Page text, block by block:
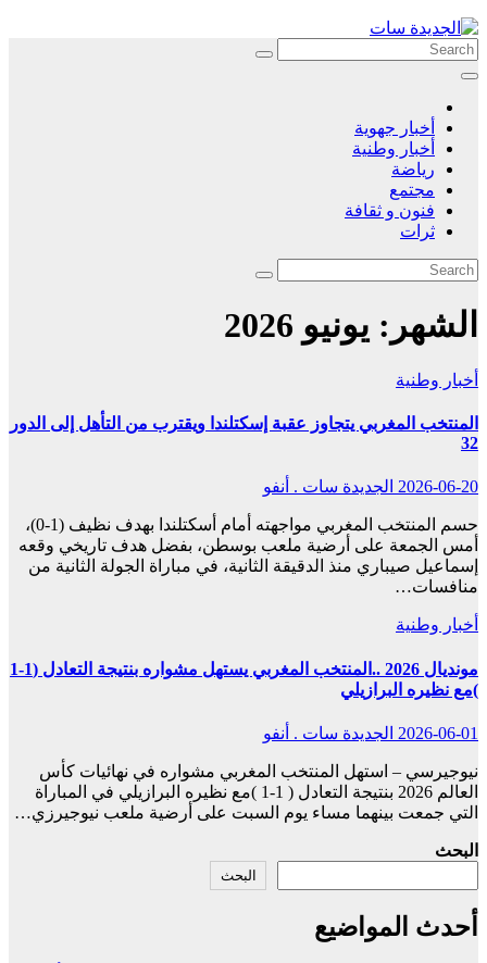
Skip
to
content
أخبار جهوية
أخبار وطنية
رياضة
مجتمع
فنون و ثقافة
ثرات
الشهر: يونيو 2026
أخبار وطنية
المنتخب المغربي يتجاوز عقبة إسكتلندا ويقترب من التأهل إلى الدور
32
2026-06-20 الجديدة سات . أنفو
حسم المنتخب المغربي مواجهته أمام أسكتلندا بهدف نظيف (1-0)،
أمس الجمعة على أرضية ملعب بوسطن، بفضل هدف تاريخي وقعه
إسماعيل صيباري منذ الدقيقة الثانية، في مباراة الجولة الثانية من
منافسات…
أخبار وطنية
مونديال 2026 ..المنتخب المغربي يستهل مشواره بنتيجة التعادل (1-1
)مع نظيره البرازيلي
2026-06-01 الجديدة سات . أنفو
نيوجيرسي – استهل المنتخب المغربي مشواره في نهائيات كأس
العالم 2026 بنتيجة التعادل ( 1-1 )مع نظيره البرازيلي في المباراة
التي جمعت بينهما مساء يوم السبت على أرضية ملعب نيوجيرزي…
البحث
البحث
أحدث المواضيع